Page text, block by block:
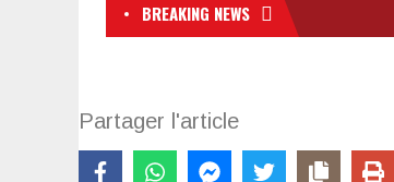
BREAKING NEWS
Partager l'article